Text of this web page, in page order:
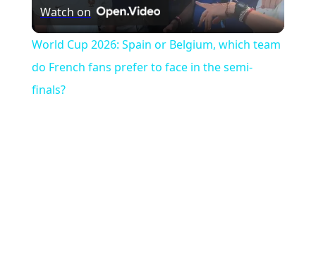
Video
Watch on
World Cup 2026: Spain or Belgium, which team
do French fans prefer to face in the semi-
finals?